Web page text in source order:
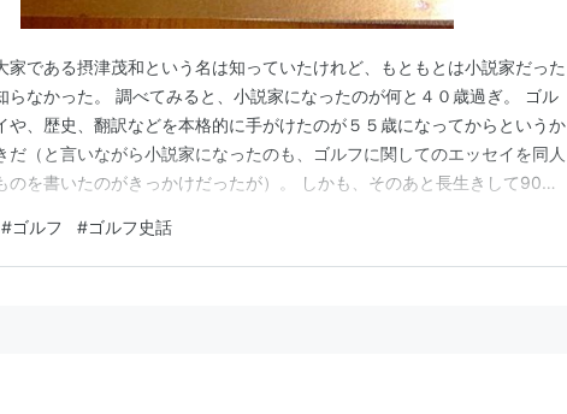
家である摂津茂和という名は知っていたけれど、もともとは小説家だった
らなかった。 調べてみると、小説家になったのが何と４０歳過ぎ。 ゴル
や、歴史、翻訳などを本格的に手がけたのが５５歳になってからというか
だ（と言いながら小説家になったのも、ゴルフに関してのエッセイを同人
のを書いたのがきっかけだったが）。 しかも、そのあと長生きして90歳
敬愛する夏坂健も、「読むゴルフ」と言われた名エッセイを書き始めた
を重ねてからだった（50年歳を過ぎて）…
#ゴルフ #ゴルフ史話